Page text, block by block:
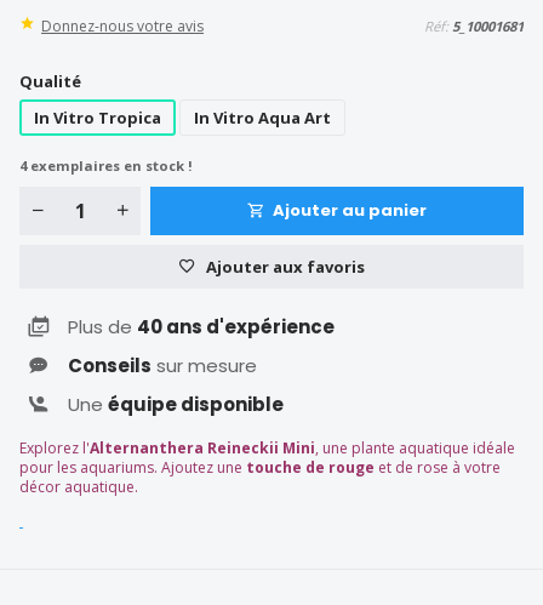
Donnez-nous votre avis Réf: 5_10001681
Qualité
In Vitro Tropica
In Vitro Aqua Art
4exemplaires en stock !
Ajouter au panier
Ajouter aux favoris
Plus de 40 ans d'expérience
Conseils sur mesure
Une équipe disponible
Explorez l'Alternanthera Reineckii Mini, une plante aquatique idéale
pour les aquariums. Ajoutez une touche de rouge et de rose à votre
décor aquatique.